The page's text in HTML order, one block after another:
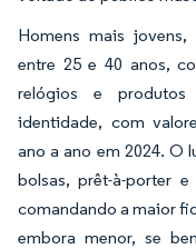
Homens mais
entre 25 e 40 anos,
relógios e
identidade, com
ano a ano em 2024. O
bolsas, prêt-à-porter
comandando a maior
embora menor, se